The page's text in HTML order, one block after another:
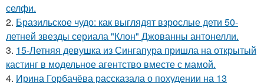
селфи.
2. Бразильское чудо: как выглядят взрослые дети 50-
летней звезды сериала "Клон" Джованны антонелли.
3. 15-Летняя девушка из Сингапура пришла на открытый
кастинг в модельное агентство вместе с мамой.
4. Ирина Горбачёва рассказала о похудении на 13